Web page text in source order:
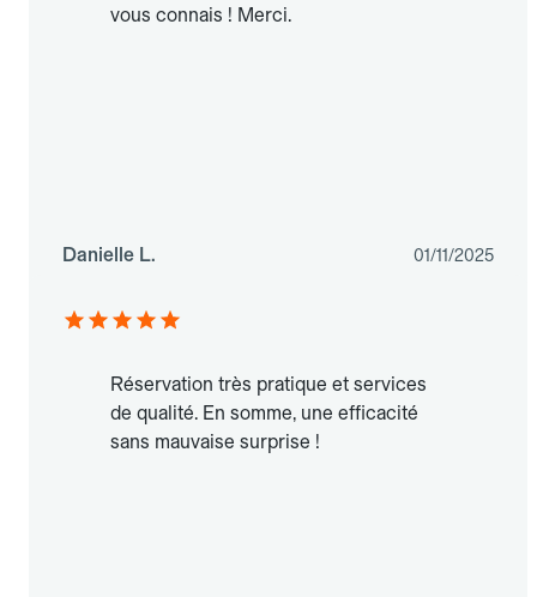
vous connais ! Merci.
Danielle L. 01/11/2025
Réservation très pratique et services
de qualité. En somme, une efficacité
sans mauvaise surprise !